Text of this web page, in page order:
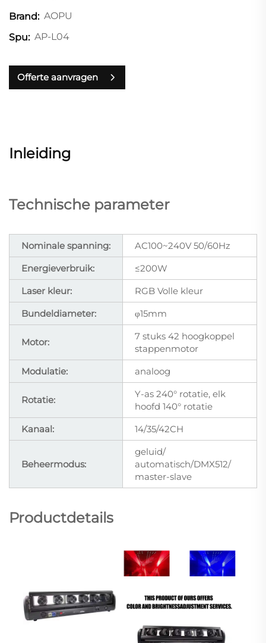
Brand: AOPU
Spu: AP-L04
Offerte aanvragen
Inleiding
Technische parameter
Nominale spanning:
AC100~240V 50/60Hz
Energieverbruik:
≤200W
Laser kleur:
RGB Volle kleur
Bundeldiameter:
φ15mm
Motor:
7 stuks 42 hoogkoppel
stappenmotor
Modulatie:
analoog
Rotatie:
Y-as 240° rotatie, elk
hoofd 140° rotatie
Kanaal:
14/35/42CH
Beheermodus:
geluid/
automatisch/DMX512/
master-slave
Productdetails